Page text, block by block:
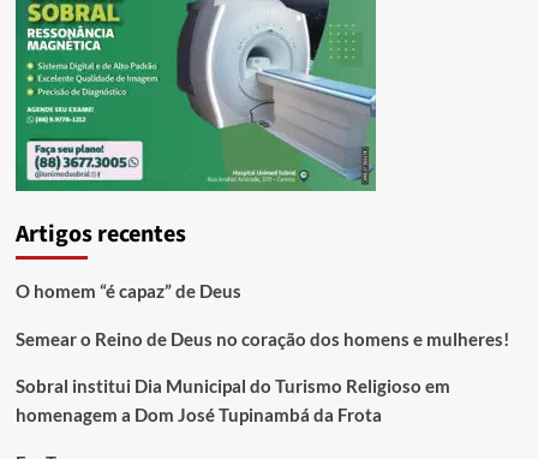
Artigos recentes
O homem “é capaz” de Deus
Semear o Reino de Deus no coração dos homens e mulheres!
Sobral institui Dia Municipal do Turismo Religioso em
homenagem a Dom José Tupinambá da Frota